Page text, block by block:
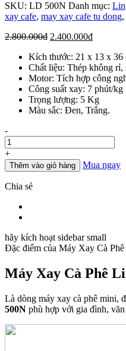
SKU: LD 500N Danh mục:
xay cafe, may xay cafe tu dong,
2.800.000đ Giá
là:
2.800.000đ.
2.400.000đGiá
tại
là:
Kích thước: 21 x 13 x 36
Chất liệu: Thép không rỉ,
Motor: Tích hợp công
Công suất xay: 7 phút/kg
Trọng lượng: 5 Kg
Màu sắc: Đen, Trắng.
Số
lượng
-
+
Thêm vào giỏ hàng Mua ngay
Chia sẻ
hãy kích hoạt sidebar small
Đặc điểm của Máy Xay Cà
Máy Xay Cà Phê
Là dòng máy xay cà phê mini,
500N phù hợp với gia đình,